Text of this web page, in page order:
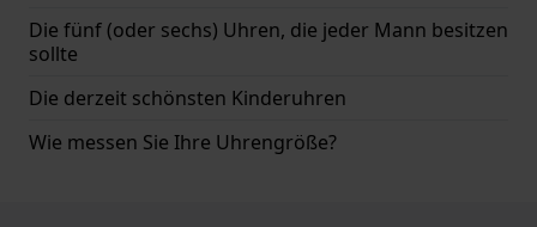
Die fünf (oder sechs) Uhren, die jeder Mann besitzen
sollte
Die derzeit schönsten Kinderuhren
Wie messen Sie Ihre Uhrengröße?